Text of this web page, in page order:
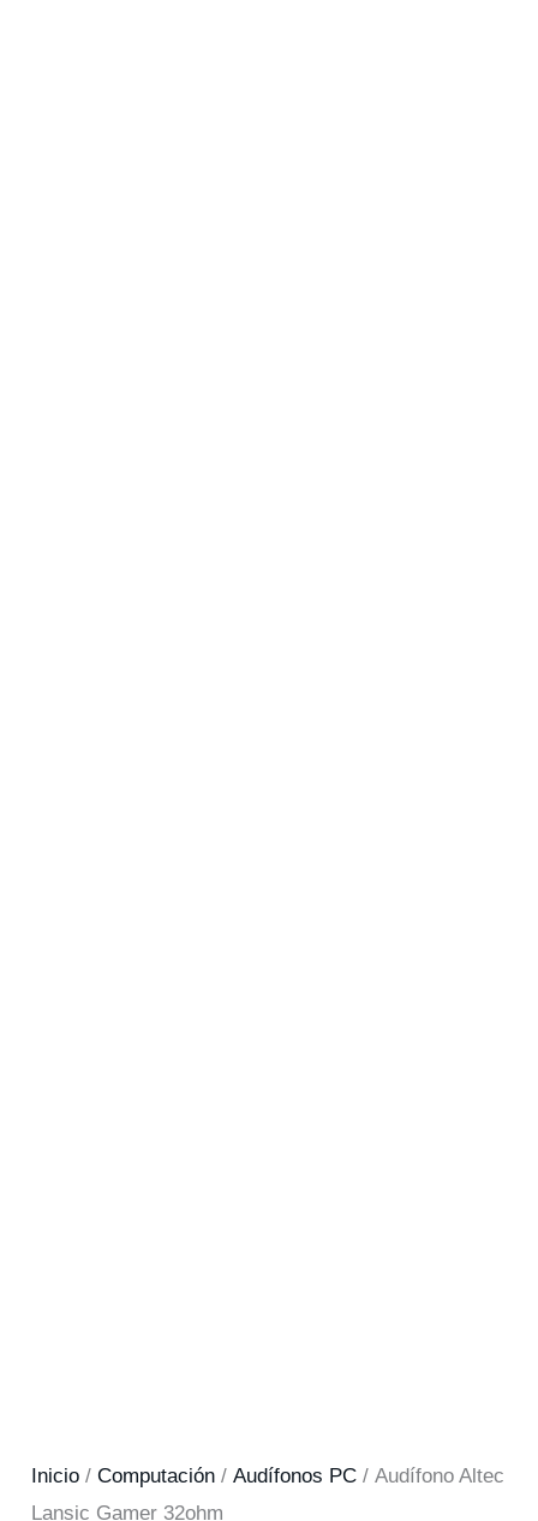
Inicio /Computación /Audífonos PC / Audífono Altec
Lansic Gamer 32ohm